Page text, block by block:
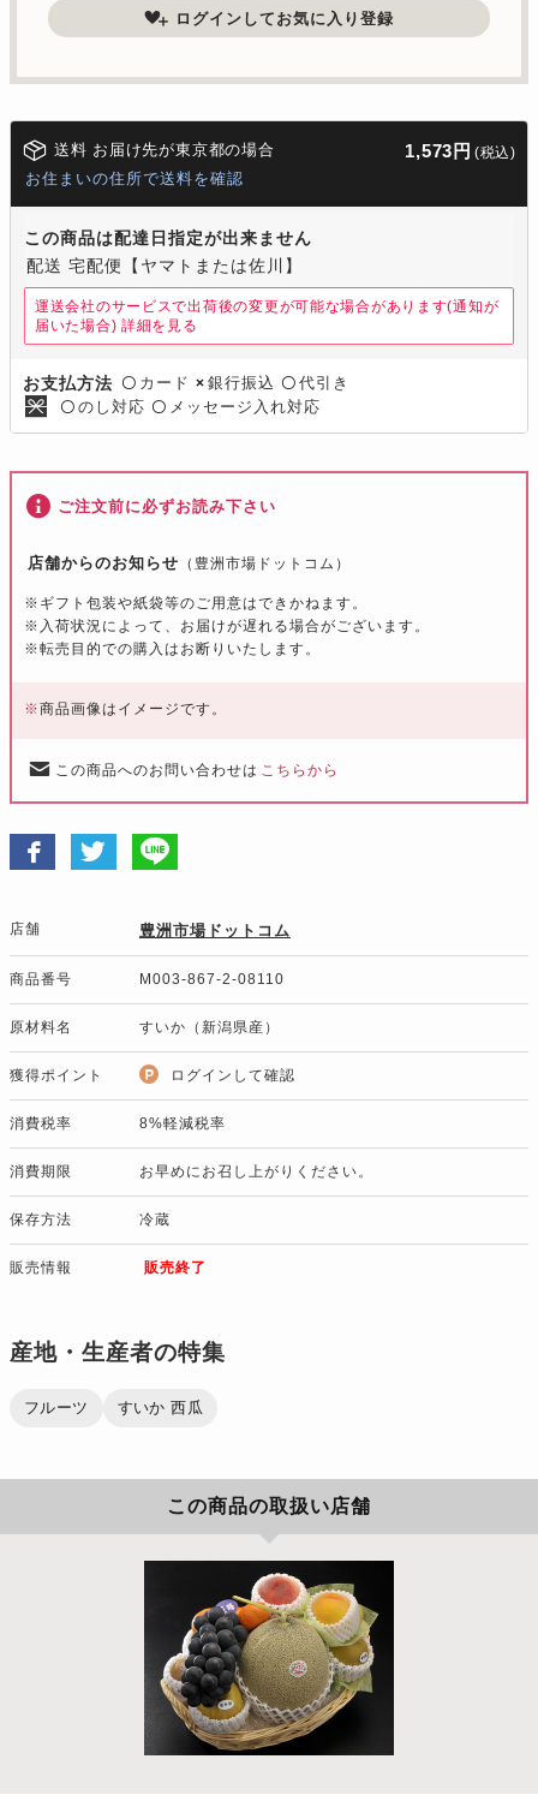
ログインしてお気に入り登録
送料 お届け先が東京都の場合 1,573円 (税込)
お住まいの住所で送料を確認
この商品は配達日指定が出来ません
配送 宅配便【ヤマトまたは佐川】
運送会社のサービスで出荷後の変更が可能な場合があります(通知が
届いた場合) 詳細を見る
お支払方法 〇 カード × 銀行振込 〇 代引き
〇 のし対応 〇 メッセージ入れ対応
ご注文前に必ずお読み下さい
店舗からのお知らせ （豊洲市場ドットコム）
※ギフト包装や紙袋等のご用意はできかねます。
※入荷状況によって、お届けが遅れる場合がございます。
※転売目的での購入はお断りいたします。
※商品画像はイメージです。
この商品へのお問い合わせは こちらから
店舗 豊洲市場ドットコム
商品番号 M003-867-2-08110
原材料名 すいか（新潟県産）
獲得ポイント ログインして確認
消費税率 8%軽減税率
消費期限 お早めにお召し上がりください。
保存方法 冷蔵
販売情報 販売終了
産地・生産者の特集
フルーツ すいか 西瓜
この商品の取扱い店舗